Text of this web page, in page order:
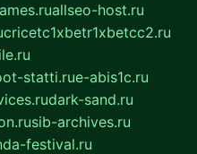
allseo-host.ru
cricetc1xbetr1xbetcc2.ru
statti.rue-abis1c.ru
dark-sand.ru
sib-archives.ru
festival.ru